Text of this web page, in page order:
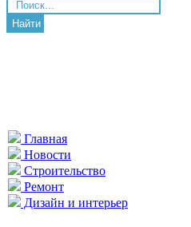
Найти
Главная
Новости
Строительство
Ремонт
Дизайн и интерьер